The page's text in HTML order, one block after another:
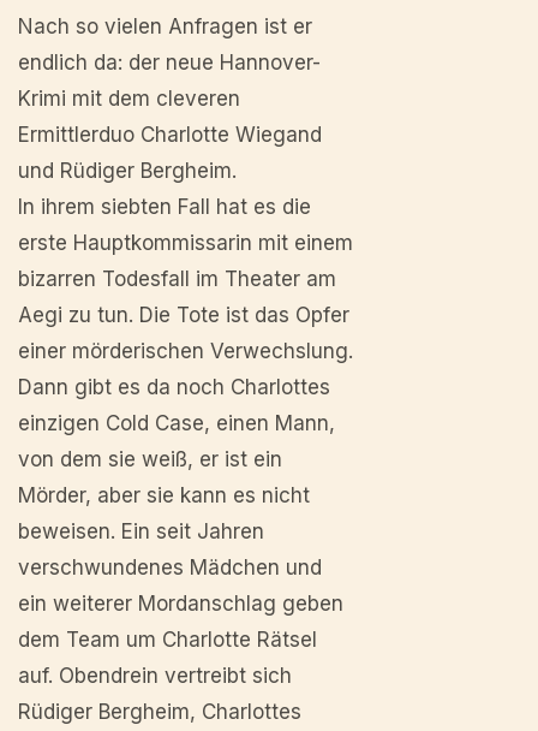
Nach so vielen Anfragen ist er
endlich da: der neue Hannover-
Krimi mit dem cleveren
Ermittlerduo Charlotte Wiegand
und Rüdiger Bergheim.
In ihrem siebten Fall hat es die
erste Hauptkommissarin mit einem
bizarren Todesfall im Theater am
Aegi zu tun. Die Tote ist das Opfer
einer mörderischen Verwechslung.
Dann gibt es da noch Charlottes
einzigen Cold Case, einen Mann,
von dem sie weiß, er ist ein
Mörder, aber sie kann es nicht
beweisen. Ein seit Jahren
verschwundenes Mädchen und
ein weiterer Mordanschlag geben
dem Team um Charlotte Rätsel
auf. Obendrein vertreibt sich
Rüdiger Bergheim, Charlottes